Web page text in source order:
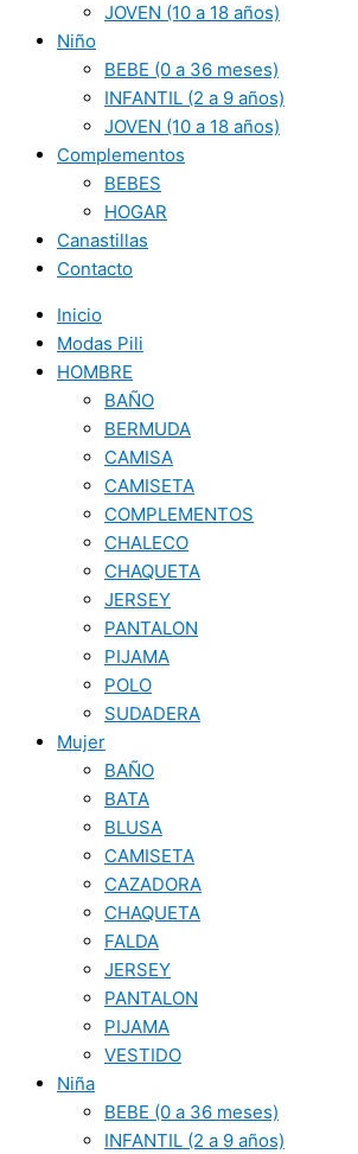
JOVEN (10 a 18 años)
Niño
BEBE (0 a 36 meses)
INFANTIL (2 a 9 años)
JOVEN (10 a 18 años)
Complementos
BEBES
HOGAR
Canastillas
Contacto
Inicio
Modas Pili
HOMBRE
BAÑO
BERMUDA
CAMISA
CAMISETA
COMPLEMENTOS
CHALECO
CHAQUETA
JERSEY
PANTALON
PIJAMA
POLO
SUDADERA
Mujer
BAÑO
BATA
BLUSA
CAMISETA
CAZADORA
CHAQUETA
FALDA
JERSEY
PANTALON
PIJAMA
VESTIDO
Niña
BEBE (0 a 36 meses)
INFANTIL (2 a 9 años)